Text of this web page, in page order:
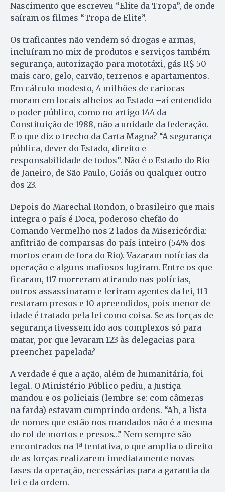
Nascimento que escreveu “Elite da Tropa”, de onde
saíram os filmes “Tropa de Elite”.
Os traficantes não vendem só drogas e armas,
incluíram no mix de produtos e serviços também
segurança, autorização para mototáxi, gás R$ 50
mais caro, gelo, carvão, terrenos e apartamentos.
Em cálculo modesto, 4 milhões de cariocas
moram em locais alheios ao Estado –aí entendido
o poder público, como no artigo 144 da
Constituição de 1988, não a unidade da federação.
E o que diz o trecho da Carta Magna? “A segurança
pública, dever do Estado, direito e
responsabilidade de todos”. Não é o Estado do Rio
de Janeiro, de São Paulo, Goiás ou qualquer outro
dos 23.
Depois do Marechal Rondon, o brasileiro que mais
integra o país é Doca, poderoso chefão do
Comando Vermelho nos 2 lados da Misericórdia:
anfitrião de comparsas do país inteiro (54% dos
mortos eram de fora do Rio). Vazaram notícias da
operação e alguns mafiosos fugiram. Entre os que
ficaram, 117 morreram atirando nas polícias,
outros assassinaram e feriram agentes da lei, 113
restaram presos e 10 apreendidos, pois menor de
idade é tratado pela lei como coisa. Se as forças de
segurança tivessem ido aos complexos só para
matar, por que levaram 123 às delegacias para
preencher papelada?
A verdade é que a ação, além de humanitária, foi
legal. O Ministério Público pediu, a Justiça
mandou e os policiais (lembre-se: com câmeras
na farda) estavam cumprindo ordens. “Ah, a lista
de nomes que estão nos mandados não é a mesma
do rol de mortos e presos…” Nem sempre são
encontrados na 1ª tentativa, o que amplia o direito
de as forças realizarem imediatamente novas
fases da operação, necessárias para a garantia da
lei e da ordem.